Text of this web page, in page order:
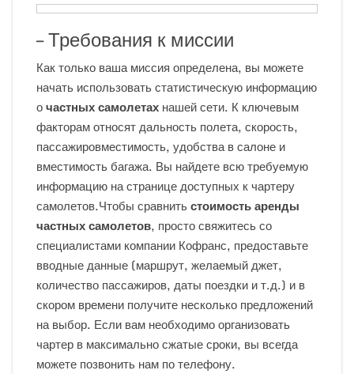
– Требования к миссии
Как только ваша миссия определена, вы можете
начать использовать статистическую информацию
очастных самолетах нашей сети. К ключевым
факторам относят дальность полета, скорость,
пассажировместимость, удобства в салоне и
вместимость багажа. Вы найдете всю требуемую
информацию на странице доступных к чартеру
самолетов.Чтобы сравнитьстоимость аренды
частных самолетов, просто свяжитесь со
специалистами компании Кофранс, предоставьте
вводные данные (маршрут, желаемый джет,
количество пассажиров, даты поездки и т.д.) и в
скором времени получите несколько предложений
на выбор. Если вам необходимо организовать
чартер в максимально сжатые сроки, вы всегда
можете позвонить нам по телефону.